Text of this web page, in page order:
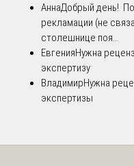
АннаДобрый день!
рекламации (не
столешнице поя...
ЕвгенияНужна
экспертизу
ВладимирНужна
экспертизы